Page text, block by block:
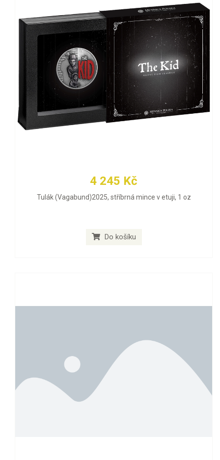
4 245 Kč
Tulák (Vagabund)2025, stříbrná mince v etuji, 1 oz
Do košíku